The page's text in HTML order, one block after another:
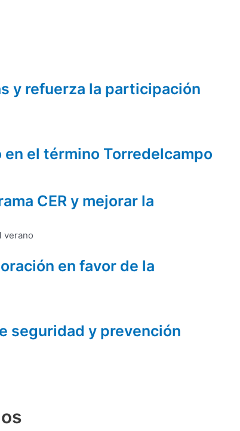
y refuerza la participación
el término Torredelcampo
CER y mejorar la
en favor de la
seguridad y prevención